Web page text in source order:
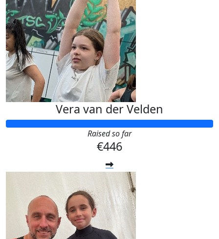
Vera van der Velden
Raised so far
€446